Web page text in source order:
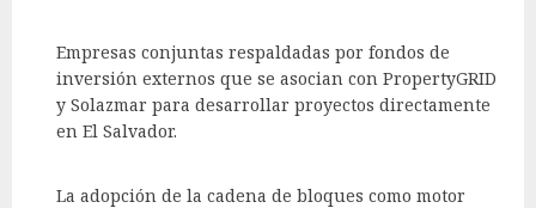
Empresas conjuntas respaldadas por fondos de
inversión externos que se asocian con PropertyGRID
y Solazmar para desarrollar proyectos directamente
en El Salvador.
La adopción de la cadena de bloques como motor